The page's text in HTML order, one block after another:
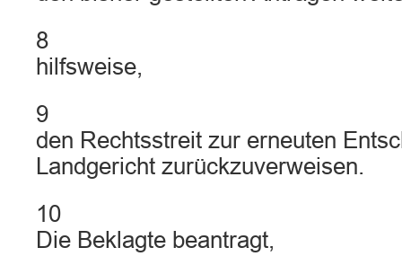
8
hilfsweise,
9
den Rechtsstreit zur erneuten
Landgericht zurückzuverweisen.
10
Die Beklagte beantragt,